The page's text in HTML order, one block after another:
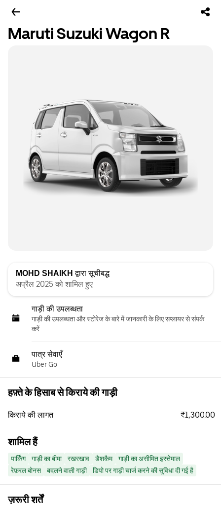
Maruti Suzuki Wagon R
MOHD SHAIKH द्वारा सूचीबद्ध
अप्रैल 2025 को शामिल हुए
गाड़ी की उपलब्धता
गाड़ी की उपलब्धता और स्‍टोरेज के बारे में जानकारी के लिए सप्लायर से संपर्क
करें
पात्र सेवाएँ
Uber Go
हफ़्ते के हिसाब से किराये की गाड़ी
किराये की लागत ₹1,300.00
शामिल हैं
पार्किंग गाड़ी का बीमा रखरखाव डैशकैम
गाड़ी का असीमित इस्तेमाल
रेफ़रल बोनस
बदलने वाली गाड़ी डिपो पर गाड़ी चार्ज करने की सुविधा दी गई है
ज़रूरी शर्तें